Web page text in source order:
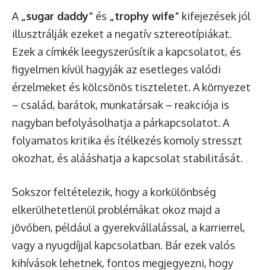
A „sugar daddy” és „trophy wife” kifejezések jól
illusztrálják ezeket a negatív sztereotípiákat.
Ezek a címkék leegyszerűsítik a kapcsolatot, és
figyelmen kívül hagyják az esetleges valódi
érzelmeket és kölcsönös tiszteletet. A környezet
– család, barátok, munkatársak – reakciója is
nagyban befolyásolhatja a párkapcsolatot. A
folyamatos kritika és ítélkezés komoly stresszt
okozhat, és alááshatja a kapcsolat stabilitását.
Sokszor feltételezik, hogy a korkülönbség
elkerülhetetlenül problémákat okoz majd a
jövőben, például a gyerekvállalással, a karrierrel,
vagy a nyugdíjjal kapcsolatban. Bár ezek valós
kihívások lehetnek, fontos megjegyezni, hogy